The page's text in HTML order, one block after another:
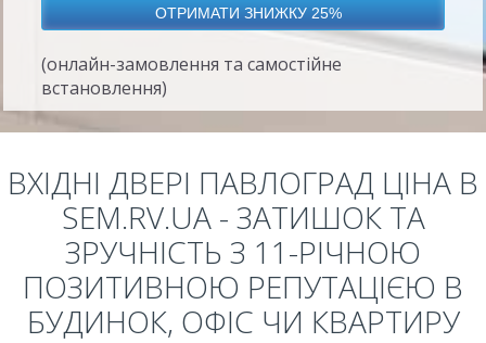
(онлайн-замовлення та самостійне
встановлення)
ВХІДНІ ДВЕРІ ПАВЛОГРАД ЦІНА В
SEM.RV.UA - ЗАТИШОК ТА
ЗРУЧНІСТЬ З 11-РІЧНОЮ
ПОЗИТИВНОЮ РЕПУТАЦІЄЮ В
БУДИНОК, ОФІС ЧИ КВАРТИРУ